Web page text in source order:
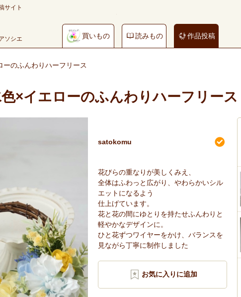
サイト
ソシエ 買いもの 読みもの 作品投稿
ーのふんわりハーフリース
×イエローのふんわりハーフリース
satokomu
花びらの重なりが美しくみえ、
全体はふわっと広がり、やわらかいシル
エットになるよう
仕上げています。
花と花の間にゆとりを持たせふんわりと
軽やかなデザインに。
ひと花ずつワイヤーをかけ、バランスを
見ながら丁寧に制作しました